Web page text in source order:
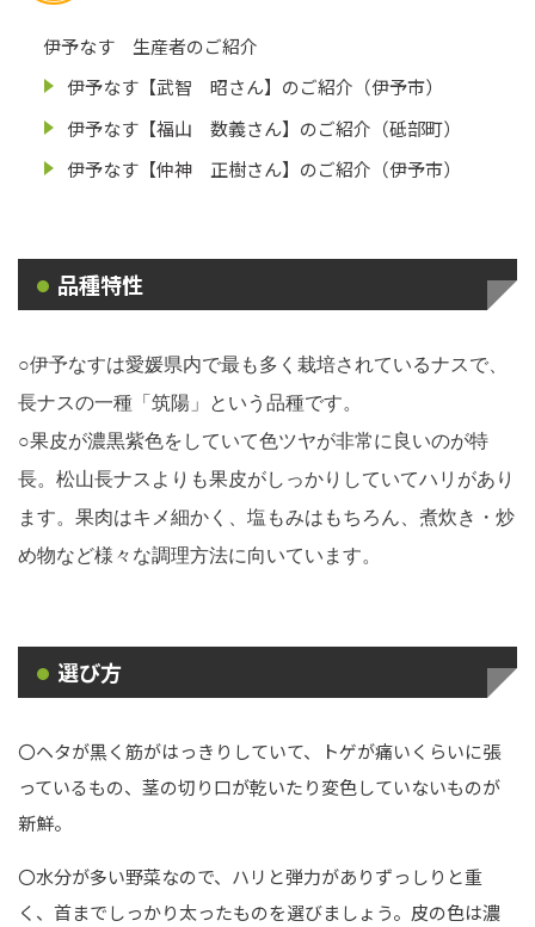
伊予なす 生産者のご紹介
伊予なす【武智 昭さん】のご紹介（伊予市）
伊予なす【福山 数義さん】のご紹介（砥部町）
伊予なす【仲神 正樹さん】のご紹介（伊予市）
品種特性
○伊予なすは愛媛県内で最も多く栽培されているナスで、
長ナスの一種「筑陽」という品種です。
○果皮が濃黒紫色をしていて色ツヤが非常に良いのが特
長。松山長ナスよりも果皮がしっかりしていてハリがあり
ます。果肉はキメ細かく、塩もみはもちろん、煮炊き・炒
め物など様々な調理方法に向いています。
選び方
〇ヘタが黒く筋がはっきりしていて、トゲが痛いくらいに張
っているもの、茎の切り口が乾いたり変色していないものが
新鮮。
〇水分が多い野菜なので、ハリと弾力がありずっしりと重
く、首までしっかり太ったものを選びましょう。皮の色は濃